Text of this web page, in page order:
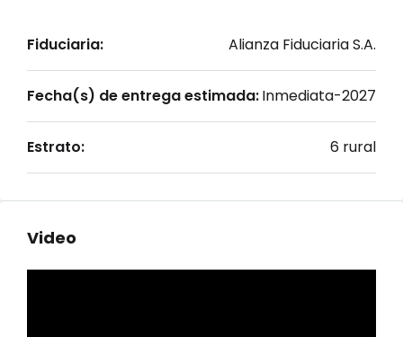
Fiduciaria: Alianza Fiduciaria S.A.
Fecha(s) de entrega estimada:Inmediata-2027
Estrato: 6 rural
Video